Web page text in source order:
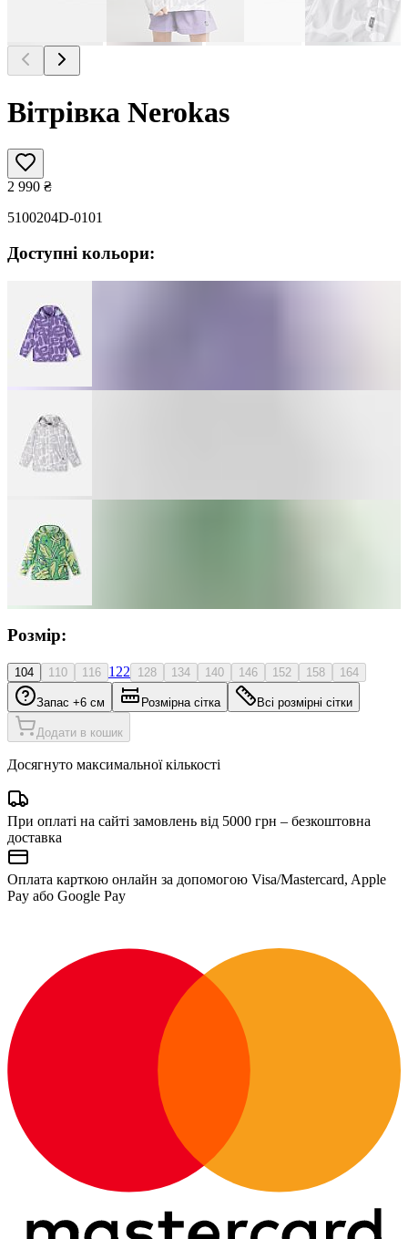
Вітрівка Nerokas
2 990 ₴
5100204D-0101
Доступні кольори:
Розмір:
104 110 116 122 128 134 140 146 152 158 164
Запас +6 см Розмірна сітка Всі розмірні сітки
Додати в кошик
Досягнуто максимальної кількості
При оплаті на сайті замовлень від 5000 грн – безкоштовна
доставка
Оплата карткою онлайн за допомогою Visa/Mastercard, Apple
Pay або Google Pay